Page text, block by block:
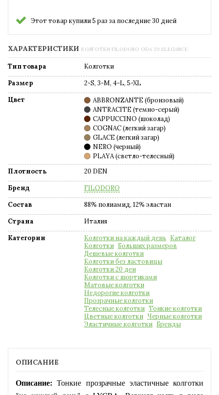
Этот товар купили 5 раз за последние 30 дней
ХАРАКТЕРИСТИКИ КОЛГОТКИ FILODORO ODA 20 ELEGANCE
Тип товара
Колготки
Размер
2-S, 3-M, 4-L, 5-XL
Цвет
ABBRONZANTE (бронзовый)
ANTRACITE (темно-серый)
CAPPUCCINO (шоколад)
COGNAC (легкий загар)
GLACE (легкий загар)
NERO (черный)
PLAYA (светло-телесный)
Плотность
20 DEN
Бренд
FILODORO
Состав
88% полиамид, 12% эластан
Страна
Италия
Категории
Колготки на каждый день Каталог
Колготки Больших размеров
Дешевые колготки
Колготки без ластовицы
Колготки 20 ден
Колготки с шортиками
Матовые колготки
Недорогие колготки
Прозрачные колготки
Телесные колготки Тонкие колготки
Цветные колготки Черные колготки
Эластичные колготки Бренды
ОПИСАНИЕ
Описание:Тонкие прозрачные эластичные колготки